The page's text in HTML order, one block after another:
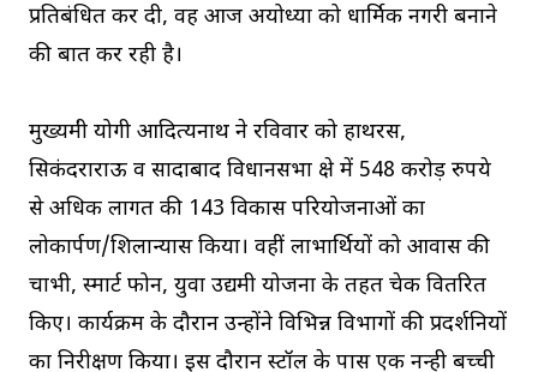
प्रतिबंधित कर दी, वह आज अयोध्या को धार्मिक नगरी बनाने
की बात कर रही है।
मुख्यमंत्री योगी आदित्यनाथ ने रविवार को हाथरस,
सिकंदराराऊ व सादाबाद विधानसभा क्षेत्र में 548 करोड़ रुपये
से अधिक लागत की 143 विकास परियोजनाओं का
लोकार्पण/शिलान्यास किया। वहीं लाभार्थियों को आवास की
चाभी, स्मार्ट फोन, युवा उद्यमी योजना के तहत चेक वितरित
किए। कार्यक्रम के दौरान उन्होंने विभिन्न विभागों की प्रदर्शनियों
का निरीक्षण किया। इस दौरान स्टॉल के पास एक नन्ही बच्ची